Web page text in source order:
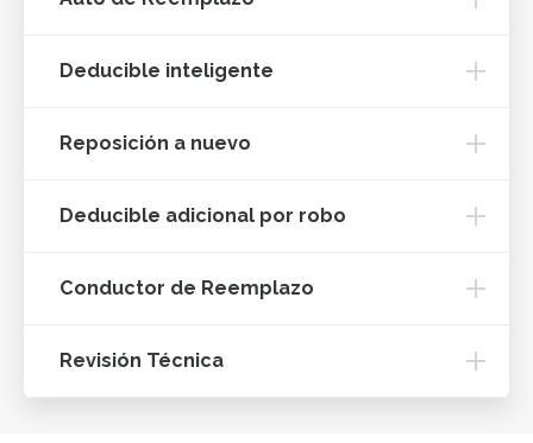
Deducible inteligente
Reposición a nuevo
Deducible adicional por robo
Conductor de Reemplazo
Revisión Técnica